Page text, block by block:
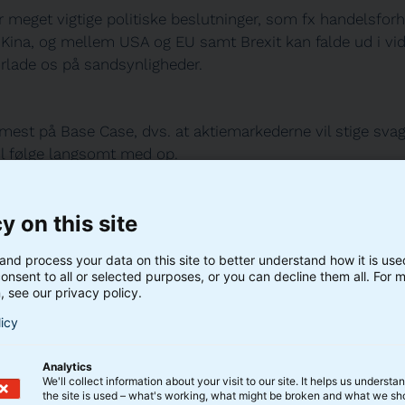
meget vigtige politiske beslutninger, som fx
og mellem USA og EU samt Brexit kan falde ud i
os på sandsynligheder.
på Base Case, dvs. at aktiemarkederne vil stige
følge langsomt med op.
stor sandsynlighed for, at det ikke går så
vil bemærke, at det kedelige bjørne-scenarie er
for, at tyren igen kommer på græs.
scenarier således ud:
Moderate stigninger i aktier og renter
Den globale, økonomiske vækst har toppet - men
on this site
process your data on this site to better understand how it is
to all or selected purposes, or you can decline them all. For
see our privacy policy.
Analytics
We'll collect information about your visit to our site. It helps us
the site is used – what's working, what might be broken and what we